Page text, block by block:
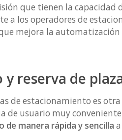
que tienen la capacidad
a los operadores de
mejora la automatización
reserva de
de estacionamiento es
de usuario muy
manera rápida y sencilla